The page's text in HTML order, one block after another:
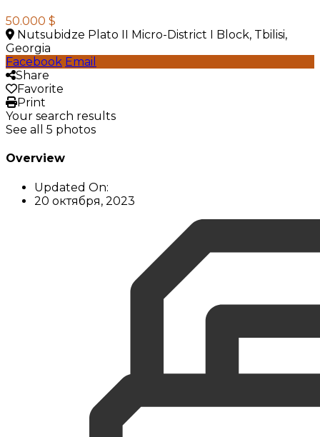
50.000 $
Nutsubidze Plato II Micro-District I Block, Tbilisi,
Georgia
Facebook Email
Share
Favorite
Print
Your search results
See all 5 photos
Overview
Updated On:
20 октября, 2023